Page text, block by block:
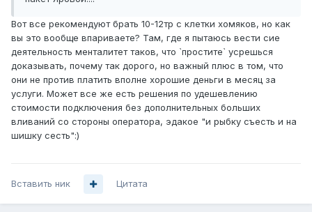
Вот все рекомендуют брать 10-12тр с клетки хомяков, но как
вы это вообще впариваете? Там, где я пытаюсь вести сие
деятельность менталитет таков, что `простите` усрешься
доказывать, почему так дорого, но важный плюс в том, что
они не против платить вполне хорошие деньги в месяц за
услуги. Может все же есть решения по удешевлению
стоимости подключения без дополнительных больших
вливаний со стороны оператора, эдакое "и рыбку съесть и на
шишку сесть":)
Вставить ник Цитата